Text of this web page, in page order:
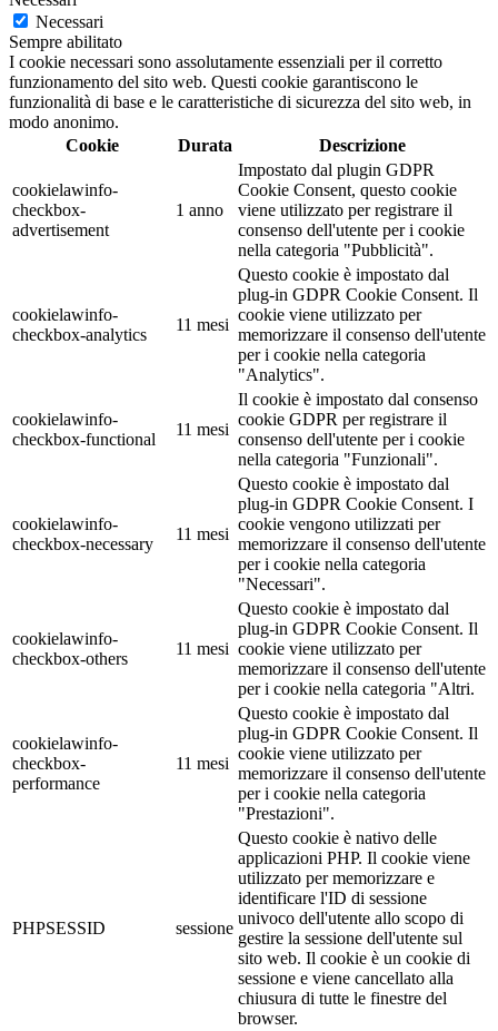
Necessari
Sempre abilitato
I cookie necessari sono assolutamente essenziali per il corretto
funzionamento del sito web. Questi cookie garantiscono le
funzionalità di base e le caratteristiche di sicurezza del sito web, in
modo anonimo.
Cookie
Durata Descrizione
cookielawinfo-
checkbox-
advertisement
1 anno
Impostato dal plugin GDPR
Cookie Consent, questo cookie
viene utilizzato per registrare il
consenso dell'utente per i cookie
nella categoria "Pubblicità".
cookielawinfo-
checkbox-analytics
11 mesi
Questo cookie è impostato dal
plug-in GDPR Cookie Consent. Il
cookie viene utilizzato per
memorizzare il consenso dell'utente
per i cookie nella categoria
"Analytics".
cookielawinfo-
checkbox-functional
11 mesi
Il cookie è impostato dal consenso
cookie GDPR per registrare il
consenso dell'utente per i cookie
nella categoria "Funzionali".
cookielawinfo-
checkbox-necessary
11 mesi
Questo cookie è impostato dal
plug-in GDPR Cookie Consent. I
cookie vengono utilizzati per
memorizzare il consenso dell'utente
per i cookie nella categoria
"Necessari".
cookielawinfo-
checkbox-others
11 mesi
Questo cookie è impostato dal
plug-in GDPR Cookie Consent. Il
cookie viene utilizzato per
memorizzare il consenso dell'utente
per i cookie nella categoria "Altri.
cookielawinfo-
checkbox-
performance
11 mesi
Questo cookie è impostato dal
plug-in GDPR Cookie Consent. Il
cookie viene utilizzato per
memorizzare il consenso dell'utente
per i cookie nella categoria
"Prestazioni".
PHPSESSID sessione
Questo cookie è nativo delle
applicazioni PHP. Il cookie viene
utilizzato per memorizzare e
identificare l'ID di sessione
univoco dell'utente allo scopo di
gestire la sessione dell'utente sul
sito web. Il cookie è un cookie di
sessione e viene cancellato alla
chiusura di tutte le finestre del
browser.